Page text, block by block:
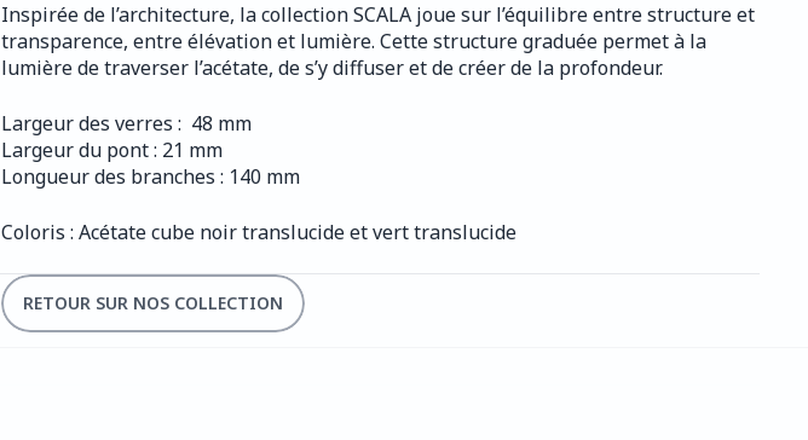
Inspirée de l’architecture, la collection SCALA joue sur l’équilibre entre structure et
transparence, entre élévation et lumière. Cette structure graduée permet à la
lumière de traverser l’acétate, de s’y diffuser et de créer de la profondeur.
Largeur des verres :  48 mm
Largeur du pont : 21 mm
Longueur des branches : 140 mm
Coloris : Acétate cube noir translucide et vert translucide
RETOUR SUR NOS COLLECTION